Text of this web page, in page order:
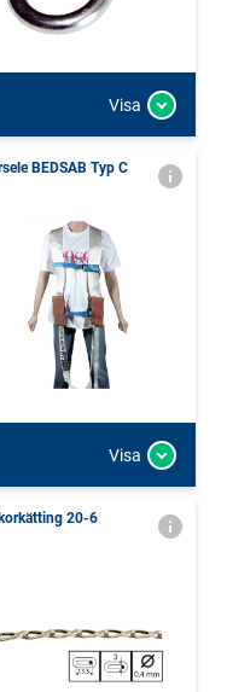
Visa
BEDSAB Typ C
Visa
20-6